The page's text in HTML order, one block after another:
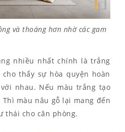
và thoáng hơn nhờ các gam
nhiều nhất chính là trắng
thấy sự hòa quyện hoàn
nhau. Nếu màu trắng tạo
màu nâu gỗ lại mang đến
thái cho căn phòng.